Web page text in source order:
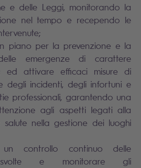
e delle Leggi, monitorando la
nel tempo e recependo le
piano per la prevenzione e la
emergenze di carattere
ed attivare efficaci misure di
degli incidenti, degli infortuni e
professionali, garantendo una
agli aspetti legati alla
salute nella gestione dei luoghi
un controllo continuo delle
e monitorare gli